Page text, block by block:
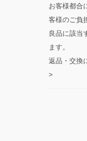
お客様都合
客様のご負
良品に該当
ます。
返品・交換
>